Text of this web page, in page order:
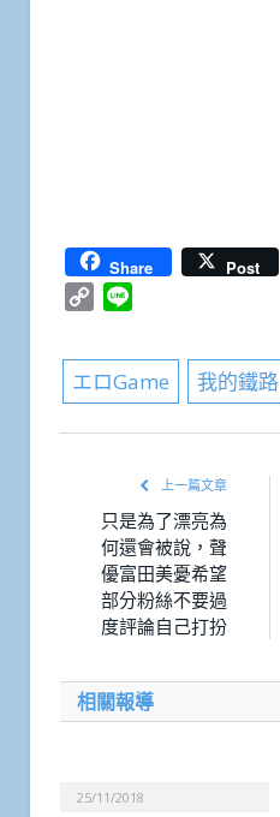
Share Post
Copy
エロGame 我的鐵路
上一篇文章
只是為了漂亮為
何還會被說，聲
優富田美憂希望
部分粉絲不要過
度評論自己打扮
相關報導
25/11/2018